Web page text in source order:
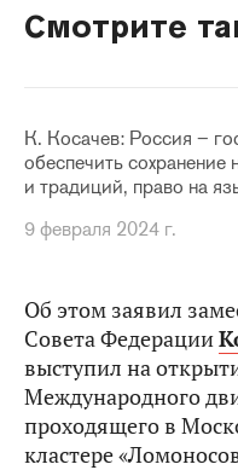
Смотрите
К. Косачев: Россия –
обеспечить сохранение
и традиций, право на
9 февраля 2024 г.
Об этом заявил
Совета Федерации
выступил на
Международного
проходящего в
кластере